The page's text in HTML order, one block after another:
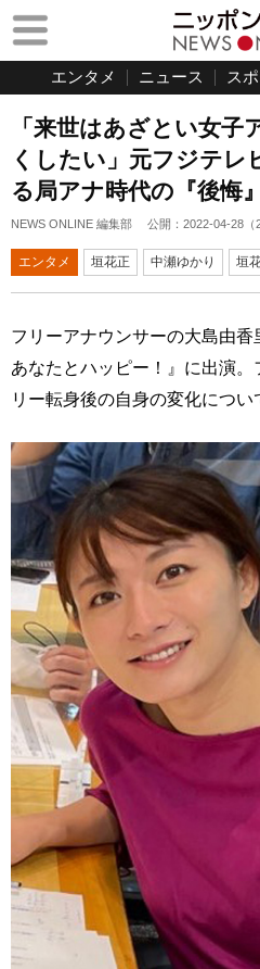
エンタメ ニュース ス
「来世はあざとい女子
くしたい」元フジテレ
る局アナ時代の『後悔』
NEWS ONLINE 編集部 公開： 2022-04-28 （
エンタメ 垣花正 中瀬ゆかり 垣
フリーアナウンサーの大島由
あなたとハッピー！』に出演
リー転身後の自身の変化につい